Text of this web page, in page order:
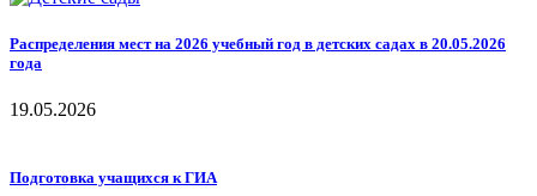
Распределения мест на 2026 учебный год в детских садах в 20.05.2026
года
19.05.2026
Подготовка учащихся к ГИА